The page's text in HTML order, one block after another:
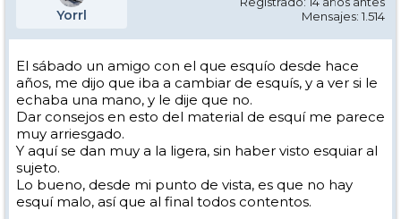
Yorrl
Mensajes: 1.514
El sábado un amigo con el que esquío desde hace
años, me dijo que iba a cambiar de esquís, y a ver si le
echaba una mano, y le dije que no.
Dar consejos en esto del material de esquí me parece
muy arriesgado.
Y aquí se dan muy a la ligera, sin haber visto esquiar al
sujeto.
Lo bueno, desde mi punto de vista, es que no hay
esquí malo, así que al final todos contentos.